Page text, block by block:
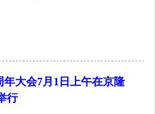
年大会7月1日上午在京隆
行